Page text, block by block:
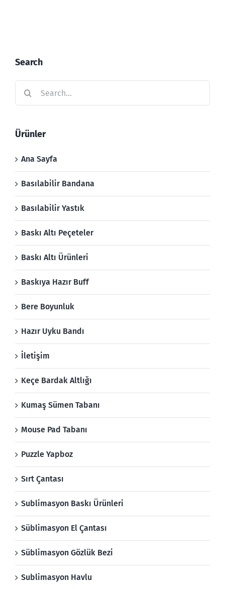
Search
Ürünler
Ana Sayfa
Basılabilir Bandana
Basılabilir Yastık
Baskı Altı Peçeteler
Baskı Altı Ürünleri
Baskıya Hazır Buff
Bere Boyunluk
Hazır Uyku Bandı
İletişim
Keçe Bardak Altlığı
Kumaş Sümen Tabanı
Mouse Pad Tabanı
Puzzle Yapboz
Sırt Çantası
Sublimasyon Baskı Ürünleri
Süblimasyon El Çantası
Süblimasyon Gözlük Bezi
Sublimasyon Havlu